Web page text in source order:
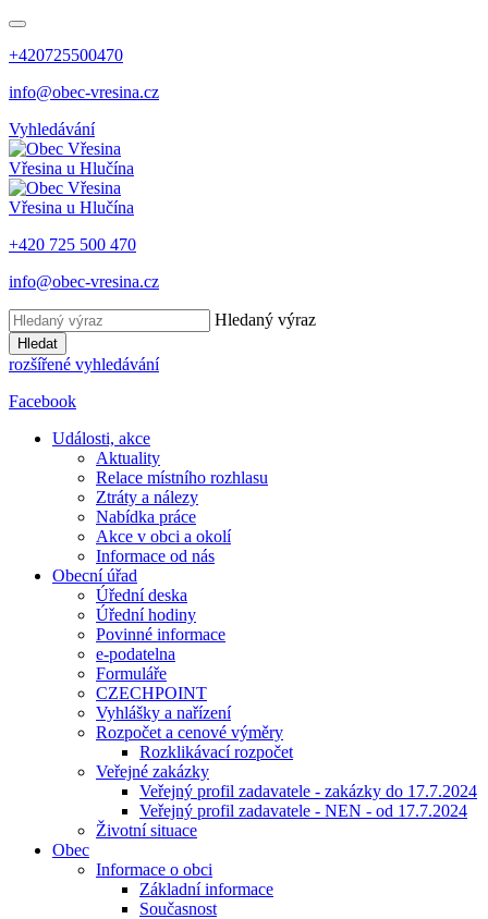
+420725500470
info@obec-vresina.cz
Vyhledávání
Vřesina u Hlučína
Vřesina u Hlučína
+420 725 500 470
info@obec-vresina.cz
Hledaný výraz
Hledat
rozšířené vyhledávání
Facebook
Události, akce
Aktuality
Relace místního rozhlasu
Ztráty a nálezy
Nabídka práce
Akce v obci a okolí
Informace od nás
Obecní úřad
Úřední deska
Úřední hodiny
Povinné informace
e-podatelna
Formuláře
CZECHPOINT
Vyhlášky a nařízení
Rozpočet a cenové výměry
Rozklikávací rozpočet
Veřejné zakázky
Veřejný profil zadavatele - zakázky do 17.7.2024
Veřejný profil zadavatele - NEN - od 17.7.2024
Životní situace
Obec
Informace o obci
Základní informace
Současnost